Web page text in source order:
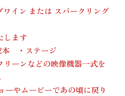
イン または スパークリング
します
本 ・ステージ
ーンなどの映像機器一式を
やムービーであの頃に戻り